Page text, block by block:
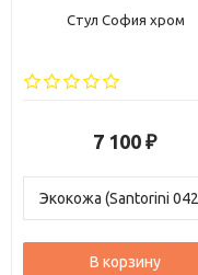
Стул София хром
7 100 ₽
В корзину